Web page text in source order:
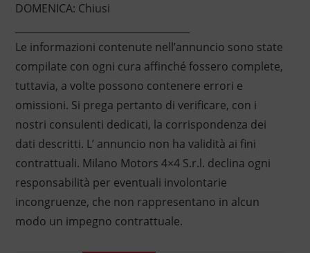
DOMENICA: Chiusi
Le informazioni contenute nell’annuncio sono state
compilate con ogni cura affinché fossero complete,
tuttavia, a volte possono contenere errori e
omissioni. Si prega pertanto di verificare, con i
nostri consulenti dedicati, la corrispondenza dei
dati descritti. L’ annuncio non ha validità ai fini
contrattuali. Milano Motors 4×4 S.r.l. declina ogni
responsabilità per eventuali involontarie
incongruenze, che non rappresentano in alcun
modo un impegno contrattuale.